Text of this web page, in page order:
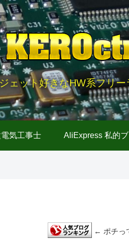
ェット好きなHW系フリ
気工事士 AliExpress 私的
← ポチっ